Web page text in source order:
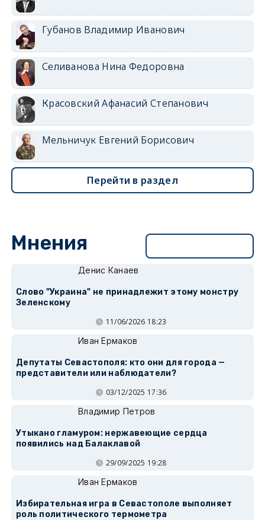
Губанов Владимир Иванович
Селиванова Нина Федоровна
Красовский Афанасий Степанович
Мельничук Евгений Борисович
Перейти в раздел
Мнения
Денис Канаев
Слово "Украина" не принадлежит этому монстру
Зеленскому
11/06/2026 18:23
Иван Ермаков
Депутаты Севастополя: кто они для города —
представители или наблюдатели?
03/12/2025 17:36
Владимир Петров
Утыкано гламуром: нержавеющие сердца
появились над Балаклавой
29/09/2025 19:28
Иван Ермаков
Избирательная игра в Севастополе выполняет
роль политического термометра